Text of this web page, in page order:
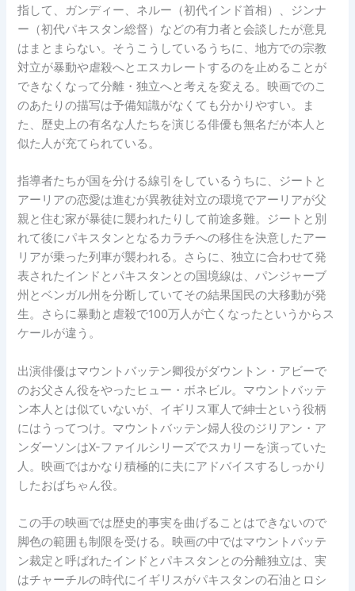
指して、ガンディー、ネルー（初代インド首相）、ジンナ
ー（初代パキスタン総督）などの有力者と会談したが意見
はまとまらない。そうこうしているうちに、地方での宗教
対立が暴動や虐殺へとエスカレートするのを止めることが
できなくなって分離・独立へと考えを変える。映画でのこ
のあたりの描写は予備知識がなくても分かりやすい。ま
た、歴史上の有名な人たちを演じる俳優も無名だが本人と
似た人が充てられている。
指導者たちが国を分ける線引をしているうちに、ジートと
アーリアの恋愛は進むが異教徒対立の環境でアーリアが父
親と住む家が暴徒に襲われたりして前途多難。ジートと別
れて後にパキスタンとなるカラチへの移住を決意したアー
リアが乗った列車が襲われる。さらに、独立に合わせて発
表されたインドとパキスタンとの国境線は、パンジャーブ
州とベンガル州を分断していてその結果国民の大移動が発
生。さらに暴動と虐殺で100万人が亡くなったというからス
ケールが違う。
出演俳優はマウントバッテン卿役がダウントン・アビーで
のお父さん役をやったヒュー・ボネビル。マウントバッテ
ン本人とは似ていないが、イギリス軍人で紳士という役柄
にはうってつけ。マウントバッテン婦人役のジリアン・ア
ンダーソンはX-ファイルシリーズでスカリーを演っていた
人。映画ではかなり積極的に夫にアドバイスするしっかり
したおばちゃん役。
この手の映画では歴史的事実を曲げることはできないので
脚色の範囲も制限を受ける。映画の中ではマウントバッテ
ン裁定と呼ばれたインドとパキスタンとの分離独立は、実
はチャーチルの時代にイギリスがパキスタンの石油とロシ